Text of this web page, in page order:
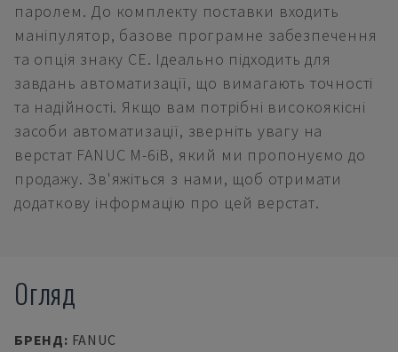
паролем. До комплекту поставки входить
маніпулятор, базове програмне забезпечення
та опція знаку CE. Ідеально підходить для
завдань автоматизації, що вимагають точності
та надійності. Якщо вам потрібні високоякісні
засоби автоматизації, зверніть увагу на
верстат FANUC M-6iB, який ми пропонуємо до
продажу. Зв'яжіться з нами, щоб отримати
додаткову інформацію про цей верстат.
Огляд
БРЕНД: FANUC